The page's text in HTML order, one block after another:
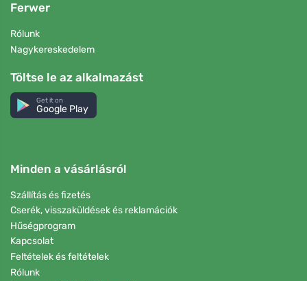
Ferwer
Rólunk
Nagykereskedelem
Töltse le az alkalmazást
Get it on
Google Play
Minden a vásárlásról
Szállítás és fizetés
Cserék, visszaküldések és reklamációk
Hűségprogram
Kapcsolat
Feltételek és feltételek
Rólunk